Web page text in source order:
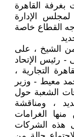
بغرفة القاهرة
الإدارة
القطاع خاصة
الشيخ ، على
- رئيس الإتحاد
التجارية ،
معيط - وزير
الشعبة حول
، ومناقشة
الغرامات
هذه الشركات